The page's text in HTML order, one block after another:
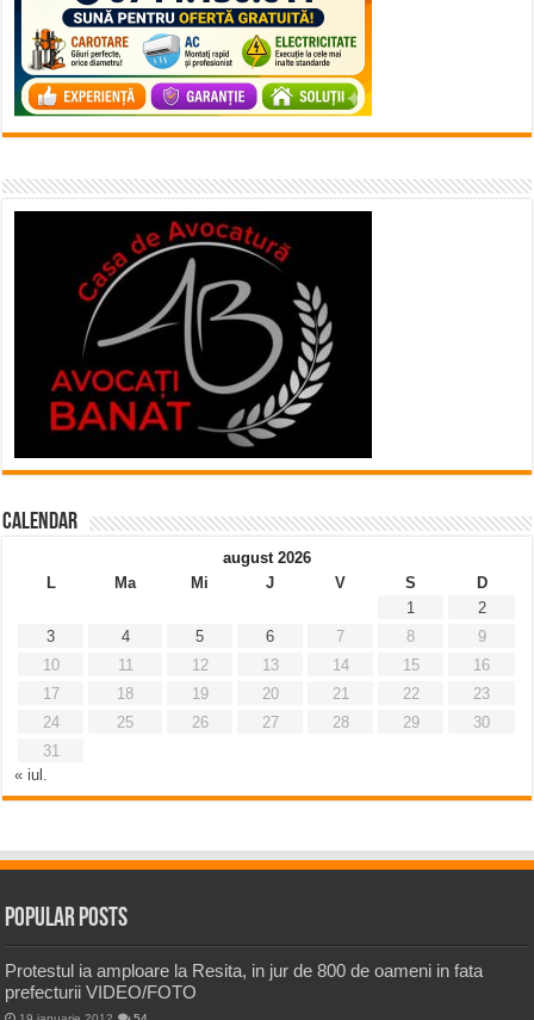
Calendar
august 2026
L
Ma Mi J V S
D
1
2
3
4 5 6 7 8
9
10
11 12 13 14 15
16
17
18 19 20 21 22
23
24
25 26 27 28 29
30
31
« iul.
Popular Posts
Protestul ia amploare la Resita, in jur de 800 de oameni in fata
prefecturii VIDEO/FOTO